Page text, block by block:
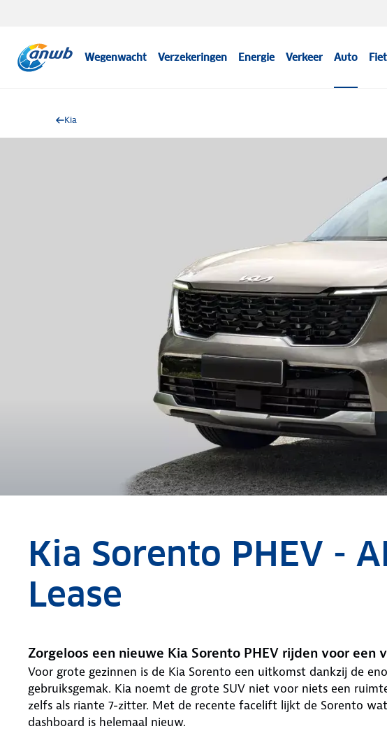
Wegenwacht Verzekeringen Energie Verkeer Auto
Kia
Kia Sorento PHEV -
Lease
Zorgeloos een nieuwe Kia Sorento PHEV rijden voor een
Voor grote gezinnen is de Kia Sorento een uitkomst dankzij de
gebruiksgemak. Kia noemt de grote SUV niet voor niets een
zelfs als riante 7-zitter. Met de recente facelift lijkt de Sorento
dashboard is helemaal nieuw.